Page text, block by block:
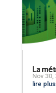
La
Nov 30,
lire plus